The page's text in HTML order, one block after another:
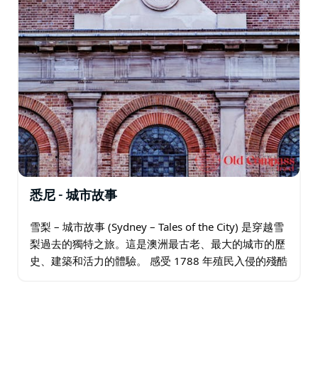
悉尼 - 城市故事
雪梨 – 城市故事 (Sydney – Tales of the City) 是穿越雪
梨過去的獨特之旅。這是澳洲最古老、最大的城市的歷
史、建築和活力的體驗。 感受 1788 年殖民入侵的殘酷